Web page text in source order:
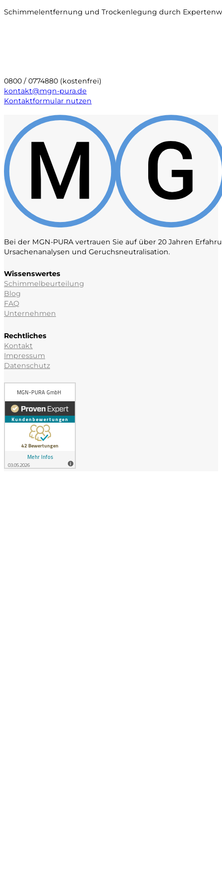
Schimmelentfernung und Trockenlegung durch
0800 / 0774880 (kostenfrei)
kontakt@mgn-pura.de
Kontaktformular nutzen
Bei der MGN-PURA vertrauen Sie auf über 20 Jahren
Ursachenanalysen und Geruchsneutralisation.
Wissenswertes
Schimmelbeurteilung
Blog
FAQ
Unternehmen
Rechtliches
Kontakt
Impressum
Datenschutz